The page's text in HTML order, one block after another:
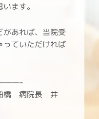
ます。
があれば、当院受
っていただければ
橋 病院長 井